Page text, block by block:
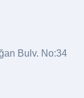
Bulv. No:34